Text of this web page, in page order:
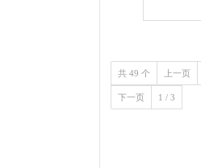
共 49 个 上一页
下一页 1 / 3